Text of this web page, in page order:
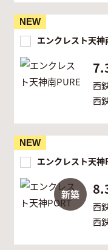
NEW
エンクレスト天
西
西
NEW
新築
エンクレスト天
西
西